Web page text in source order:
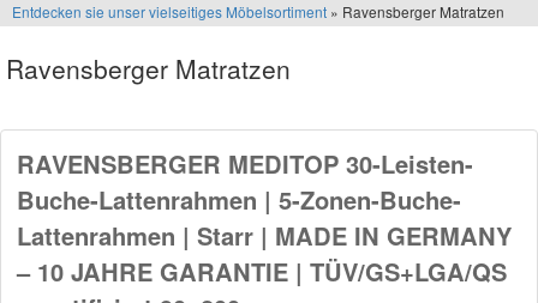
Entdecken sie unser vielseitiges Möbelsortiment » Ravensberger Matratzen
Ravensberger Matratzen
RAVENSBERGER MEDITOP 30-Leisten-
Buche-Lattenrahmen | 5-Zonen-Buche-
Lattenrahmen | Starr | MADE IN GERMANY
– 10 JAHRE GARANTIE | TÜV/GS+LGA/QS